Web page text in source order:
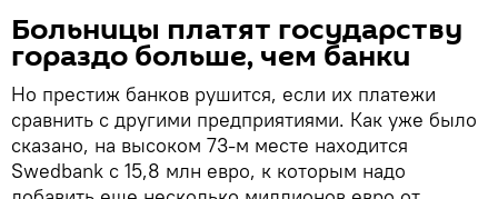
Больницы платят государству
гораздо больше, чем банки
Но престиж банков рушится, если их платежи
сравнить с другими предприятиями. Как уже было
сказано, на высоком 73-м месте находится
Swedbank с 15,8 млн евро, к которым надо